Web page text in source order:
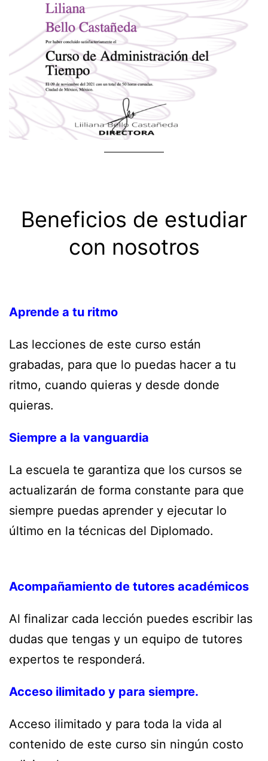
Beneficios de estudiar
con nosotros
Aprende a tu ritmo
Las lecciones de este curso están
grabadas, para que lo puedas hacer a tu
ritmo, cuando quieras y desde donde
quieras.
Siempre a la vanguardia
La escuela te garantiza que los cursos se
actualizarán de forma constante para que
siempre puedas aprender y ejecutar lo
último en la técnicas del Diplomado.
Acompañamiento de tutores académicos
Al finalizar cada lección puedes escribir las
dudas que tengas y un equipo de tutores
expertos te responderá.
Acceso ilimitado y para siempre.
Acceso ilimitado y para toda la vida al
contenido de este curso sin ningún costo